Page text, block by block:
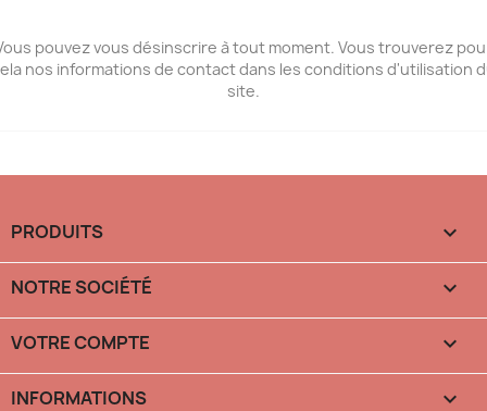
pouvez vous désinscrire à tout moment. Vous trouverez
nos informations de contact dans les conditions d'utilisation
site.
PRODUITS 
NOTRE SOCIÉTÉ 
VOTRE COMPTE 
INFORMATIONS 